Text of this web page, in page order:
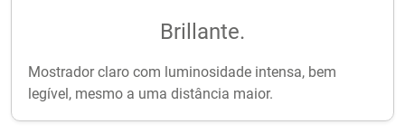
Brillante.
Mostrador claro com luminosidade intensa, bem
legível, mesmo a uma distância maior.